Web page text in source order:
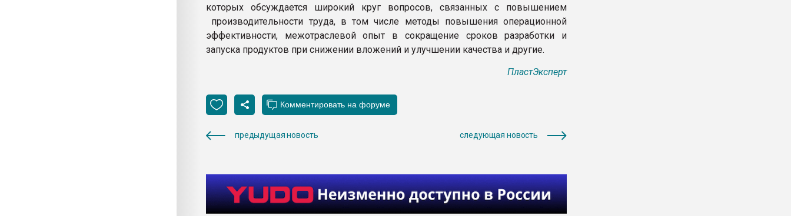
которых обсуждается широкий круг вопросов, связанных с повышением
производительности труда, в том числе методы повышения операционной
эффективности, межотраслевой опыт в сокращение сроков разработки и
запуска продуктов при снижении вложений и улучшении качества и другие.
ПластЭксперт
предыдущая новость следующая новость